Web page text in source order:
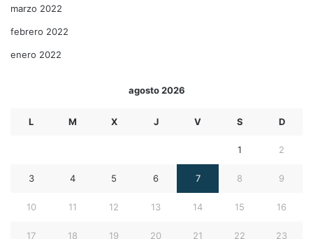
marzo 2022
febrero 2022
enero 2022
agosto 2026
L M X J V S D
1 2
3 4 5 6 7 8 9
10 11 12 13 14 15 16
17 18 19 20 21 22 23